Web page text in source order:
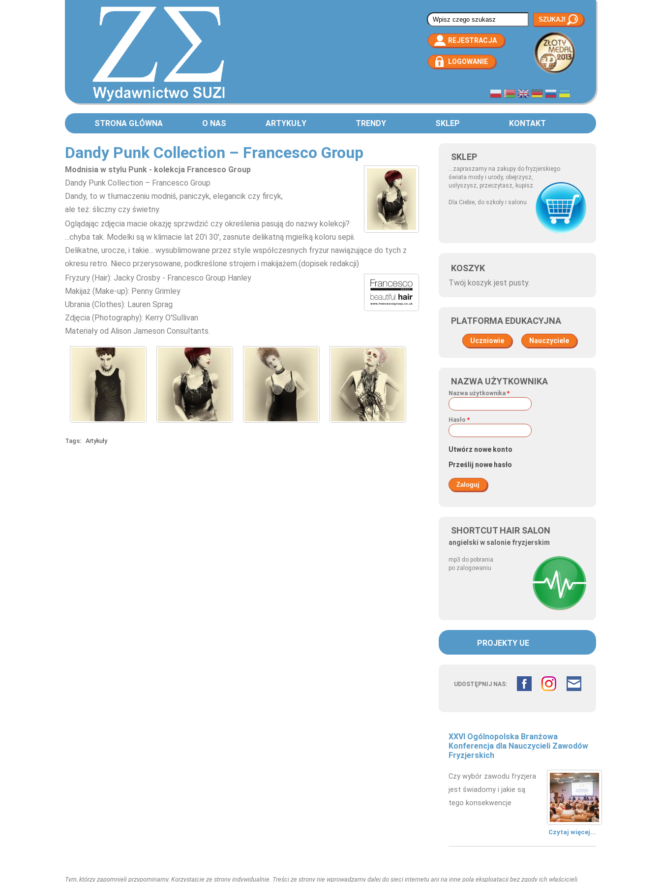
Formularz wyszukiwania
REJESTRACJA
LOGOWANIE
STRONA GŁÓWNA O NAS ARTYKUŁY TRENDY SKLEP KONTAKT
SKLEP
...zapraszamy na zakupy do fryzjerskiego
świata mody i urody, obejrzysz,
usłyszysz, przeczytasz, kupisz.
Dla Ciebie, do szkoły i salonu
KOSZYK
Twój koszyk jest pusty.
PLATFORMA EDUKACYJNA
Uczniowie Nauczyciele
NAZWA UŻYTKOWNIKA
Nazwa użytkownika *
Hasło *
Utwórz nowe konto
Prześlij nowe hasło
SHORTCUT HAIR SALON
angielski w salonie fryzjerskim
mp3 do pobrania
po zalogowaniu
PROJEKTY UE
UDOSTĘPNIJ NAS:
XXVI Ogólnopolska Branżowa
Konferencja dla Nauczycieli Zawodów
Fryzjerskich
Czy wybór zawodu fryzjera
jest świadomy i jakie są
tego konsekwencje
Czytaj więcej...
Dandy Punk Collection – Francesco Group
Modnisia w stylu Punk - kolekcja Francesco Group
Dandy Punk Collection – Francesco Group
Dandy, to w tłumaczeniu modniś, paniczyk, elegancik czy fircyk,
ale też: śliczny czy świetny.
Oglądając zdjęcia macie okazję sprzwdzić czy określenia pasują do nazwy kolekcji?
...chyba tak. Modelki są w klimacie lat 20'i 30', zasnute delikatną mgiełką koloru sepii.
Delikatne, urocze, i takie... wysublimowane przez style współczesnych fryzur nawiązujące do tych z
okresu retro. Nieco przerysowane, podkreślone strojem i makijażem.(dopisek redakcji)
Fryzury (Hair): Jacky Crosby - Francesco Group Hanley
Makijaż (Make-up): Penny Grimley
Ubrania (Clothes): Lauren Sprag
Zdjęcia (Photography): Kerry O'Sullivan
Materiały od Alison Jameson Consultants.
Tags: Artykuły
Tym, którzy zapomnieli przypominamy. Korzystajcie ze strony indywidualnie. Treści ze strony nie wprowadzamy dalej do sieci internetu ani na inne pola eksploatacji bez zgody ich właścicieli.